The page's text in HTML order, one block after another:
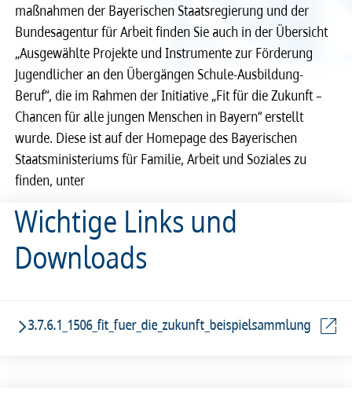
maß­nah­men der Baye­ri­schen Staats­re­gie­rung und der
Bunde­s­agen­tur für Arbeit finden Sie auch in der Über­sicht
„Aus­ge­wählte Projekte und Instru­mente zur Förde­rung
Jugend­li­cher an den Über­gän­gen Schule-Ausbil­dung-
Beruf“, die im Rahmen der Initia­tive „Fit für die Zukunft –
Chan­cen für alle jungen Menschen in Bayern“ erstellt
wurde. Diese ist auf der Home­page des Baye­ri­schen
Staats­mi­nis­te­ri­ums für Fami­lie, Arbeit und Sozi­a­les zu
finden, unter
Wichtige Links und
Downloads
3.7.6.1_1506_fit_fuer_die_zukunft_beispielsammlung